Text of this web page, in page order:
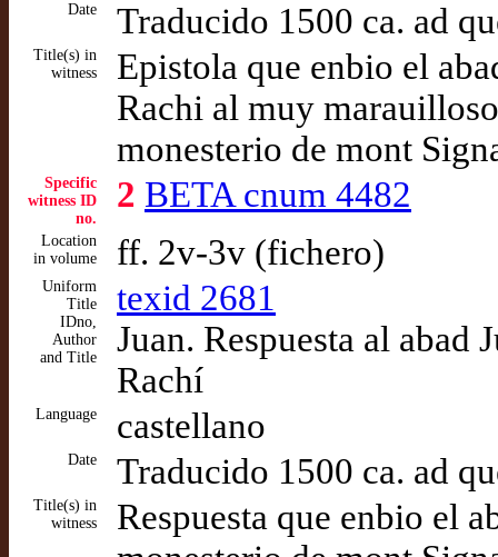
Date Traducido 1500 ca. ad
Title(s) in
witness
Epistola que enbio el
Rachi al muy
monesterio de mont
Specific
witness ID
no.
2 BETA cnum 4482
Location
in volume
ff. 2v-3v (fichero)
Uniform
Title
IDno,
Author
and Title
texid 2681
Juan. Respuesta al abad
Rachí
Language castellano
Date Traducido 1500 ca. ad
Title(s) in
witness
Respuesta que enbio el